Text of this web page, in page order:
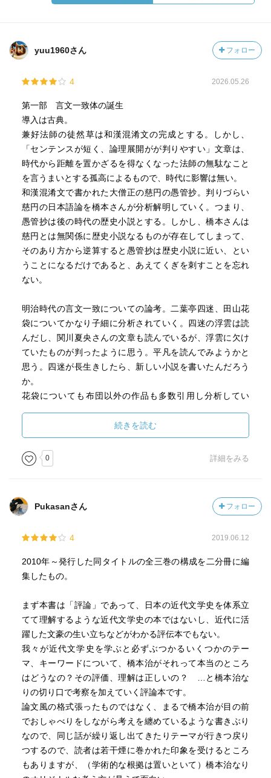
yuu1960さん フォロー
4 2026.05.26
第一部 言文一致体の誕生
導入は古典。
兼好法師の徒然草は和漢混淆文の完成とする。しかし、
「センテンスが短く、論理展開がが判りやすい」文章は、
時代から距離を置かざるを得なくなった法師の無駄なこと
を言うまいとする孤高によるもので、時代に影響は無い。
和漢混淆文で書かれた大僧正の慈円の愚管抄。判りづらい
慈円の日本語論を橋本さんが分析解明していく。つまり、
愚管抄は後の時代の歴史小説とする。しかし、橋本さんは
慈円とは無関係に歴史小説なるものが存在してしまって、
そのあり方から逆算すると愚管抄は歴史小説に近い、とい
うことになるだけであると、あえてくぎを刺すことを忘れ
ない。
明治時代の言文一致についての論考。二葉亭四迷、田山花
袋についてかなり子細に分析されていく。四迷の浮雲は読
んだし、関川夏央さんの文章も読んでいるが、浮雲に欠け
ていたものが判ったように思う。平凡を読んでみようかと
思う。四迷が長生きしたら、新しい小説を書いたんだろう
か。
花袋についても布団以外の作品も多数引用し分析してい
な。ひたすら思い続けた女性と２０年ぶりに再会し、相手
も同じ思だったことを知る。そして泣きながら去ってい
く。橋本さんは、つまり中年になった女に関心が無いとす
る。いや～、酷いなあ。
文語体からの脱却に、自然主義の理論があり、しかしなが
ら言文一致体を探求した作家達は自然主義を目指した訳で
下巻に続く。
続きを読む
0 詳細をみる
Pukasanさん フォロー
4 2019.06.12
2010年～発行した同タイトルの全三巻の構成を二分冊に編
集したもの。
まず本書は「評論」であって、日本の近代文学史を体系立
てて理解するような近代文学史の本ではないし、近代に活
躍した文豪の生い立ちなどがわかる評伝本でもない。
我々が近代文学史を学ぶと必ずぶつかるいくつかのテー
マ、キーワードについて、橋本治がそれって本当のところ
はどうなの？その評価、理解は正しいの？ …と橋本治な
りの切り口で考察を加えていく評論本です。
論文風の格式張ったものではなく、まるで橋本治が目の前
でおしゃべりをしながら考えを纏めているような書きぶり
なので、同じ話が繰り返し出てきたりテーマが行きつ戻り
つするので、読者は若干煙に巻かれた印象を受けるところ
もありますが、（学術的な根拠は置いといて）橋本治なり